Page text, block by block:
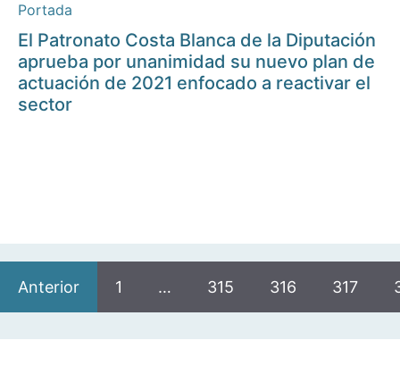
Portada
El Patronato Costa Blanca de la Diputación
aprueba por unanimidad su nuevo plan de
actuación de 2021 enfocado a reactivar el
sector
Anterior 1 … 315 316 317